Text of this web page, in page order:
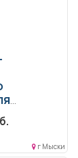
г Мыски